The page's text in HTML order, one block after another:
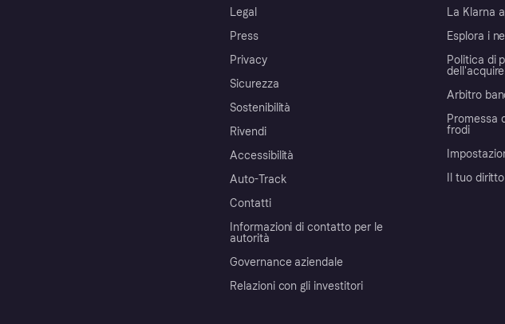
Legal
Press
Privacy
Sicurezza
Sostenibilità
Rivendi
Accessibilità
Auto-Track
Contatti
Informazioni di contatto per le
autorità
Governance aziendale
Relazioni con gli investitori
La Klarna
Esplora i
Politica di
Arbitro
Promessa
frodi
Il tuo